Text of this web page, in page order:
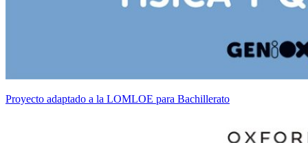
Proyecto adaptado a la LOMLOE para Bachillerato